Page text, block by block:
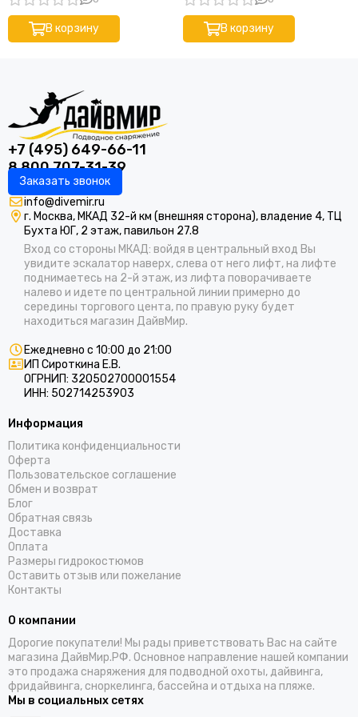
YUPARD
PATHOS
BEUCHAT
ALPINASUB
SEAC
IMERSION
CRESSI
DEEP MASTER
SAEKO
IST
ДайвМир
VECTOR (Вектор)
XIFIAS SUB
MARES
LEADERFINS
BS DIVER
ARMYTEK
Subvenator
ДайвГруз
JS Board
Epsealon
Sigalsub
ApneaPro
Atmos
Riffe
TUSA
Stream Trail
Leech
Apeks
Waterproof
Aquatec
FanDiver
Shearwater
грузовом ремне синяя
В корзину В корзину
+7 (495) 649-66-11
8 800 707-31-39
Заказать звонок
info@divemir.ru
г. Москва, МКАД 32-й км (внешняя сторона), владение 4, ТЦ
Бухта ЮГ, 2 этаж, павильон 27.8
Вход со стороны МКАД: войдя в центральный вход Вы
увидите эскалатор наверх, слева от него лифт, на лифте
поднимаетесь на 2-й этаж, из лифта поворачиваете
налево и идете по центральной линии примерно до
середины торгового цента, по правую руку будет
находиться магазин ДайвМир.
Ежедневно с 10:00 до 21:00
ИП Сироткина Е.В.
ОГРНИП: 320502700001554
ИНН: 502714253903
Информация
Политика конфиденциальности
Оферта
Пользовательское соглашение
Обмен и возврат
Блог
Обратная связь
Доставка
Оплата
Размеры гидрокостюмов
Оставить отзыв или пожелание
Контакты
О компании
Дорогие покупатели! Мы рады приветствовать Вас на сайте
магазина ДайвМир.РФ. Основное направление нашей компании
это продажа снаряжения для подводной охоты, дайвинга,
фридайвинга, сноркелинга, бассейна и отдыха на пляже.
Мы в социальных сетях